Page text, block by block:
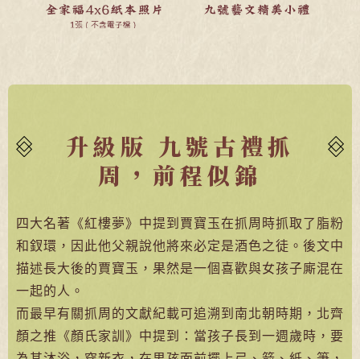
升級版 九號古禮抓
周，前程似錦
四大名著《紅樓夢》中提到賈寶玉在抓周時抓取了脂粉
和釵環，因此他父親說他將來必定是酒色之徒。後文中
描述長大後的賈寶玉，果然是一個喜歡與女孩子廝混在
一起的人。
而最早有關抓周的文獻紀載可追溯到南北朝時期，北齊
顏之推《顏氏家訓》中提到：當孩子長到一週歲時，要